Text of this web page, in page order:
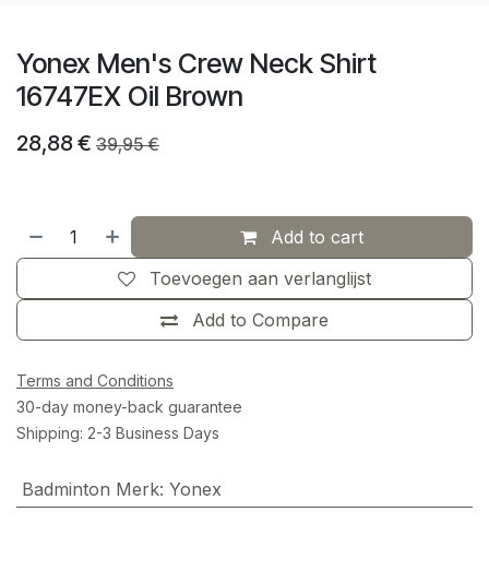
Yonex Men's Crew Neck Shirt
16747EX Oil Brown
28,88€ 39,95€
Add to cart
Add to Compare
Toevoegen aan verlanglijst
Terms and Conditions
30-day money-back guarantee
Shipping: 2-3 Business Days
Badminton Merk: Yonex